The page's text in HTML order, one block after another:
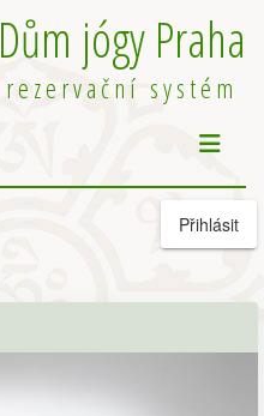
Dům jógy Praha
rezervační systém
Přihlásit